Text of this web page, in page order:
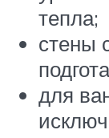
тепла;
стены
для